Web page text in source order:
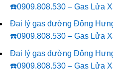
☎️0909.808.530 – Gas Lửa
Đại lý gas đường Đông
☎️0909.808.530 – Gas Lửa
Đại lý gas đường Đông
☎️0909.808.530 – Gas Lửa